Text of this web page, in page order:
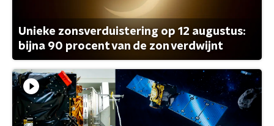
Unieke zonsverduistering op 12 augustus:
bijna 90 procent van de zon verdwijnt